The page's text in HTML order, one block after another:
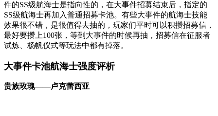
件的SS级航海士是指向性的，在大事件招募结束后，指定的
SS级航海士再加入普通招募卡池。有些大事件的航海士技能
效果很不错，是很值得去抽的，玩家们平时可以积攒招募信，
最好要攒上100张，等到大事件的时候再抽，招募信在征服者
试炼、杨帆仪式等玩法中都有掉落。
大事件卡池航海士强度评析
贵族玫瑰——卢克蕾西亚